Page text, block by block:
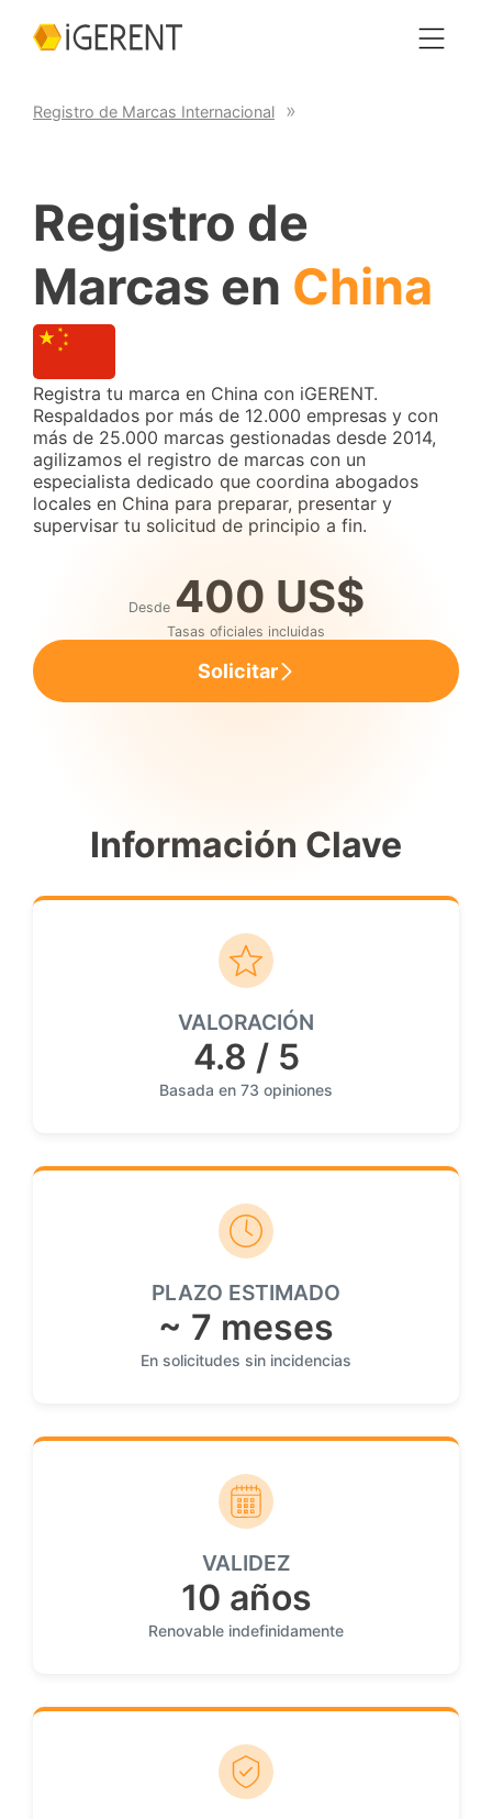
Registro de Marcas Internacional
Registro de
Marcas en China
Registra tu marca en China con iGERENT.
Respaldados por más de 12.000 empresas y con
más de 25.000 marcas gestionadas desde 2014,
agilizamos el registro de marcas con un
especialista dedicado que coordina abogados
locales en China para preparar, presentar y
supervisar tu solicitud de principio a fin.
Desde 400 US$
Tasas oficiales incluidas
Solicitar
Información Clave
VALORACIÓN
4.8 / 5
Basada en 73 opiniones
PLAZO ESTIMADO
~ 7 meses
En solicitudes sin incidencias
VALIDEZ
10 años
Renovable indefinidamente